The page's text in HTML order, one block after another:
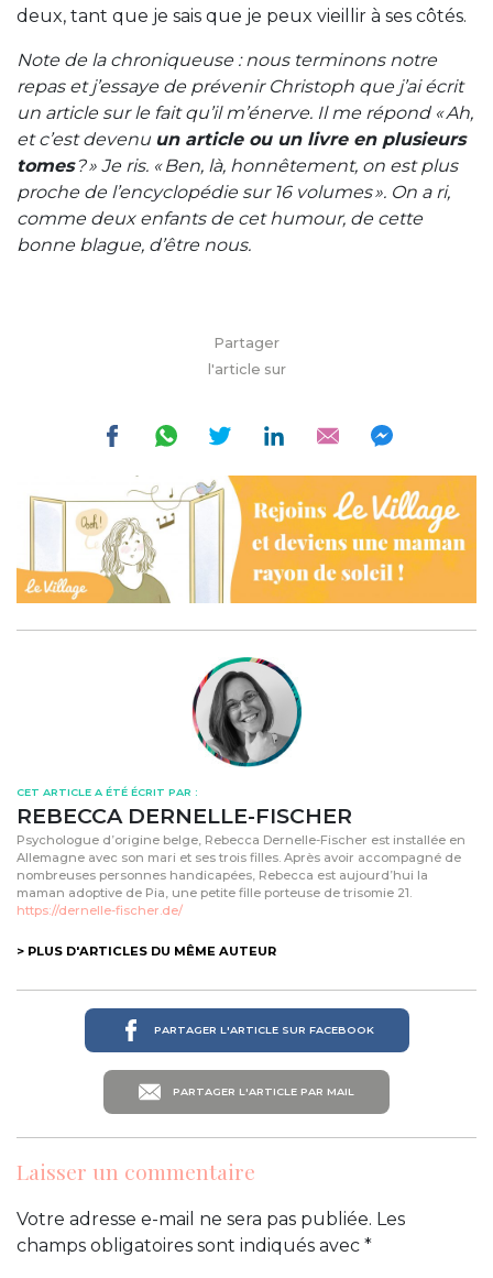
deux, tant que je sais que je peux vieillir à ses côtés.
Note de la chroniqueuse : nous terminons notre
repas et j’essaye de prévenir Christoph que j’ai écrit
un article sur le fait qu’il m’énerve. Il me répond « Ah,
et c’est devenu un article ou un livre en plusieurs
tomes? » Je ris. « Ben, là, honnêtement, on est plus
proche de l’encyclopédie sur 16 volumes ». On a ri,
comme deux enfants de cet humour, de cette
bonne blague, d’être nous.
Partager
l'article sur
CET ARTICLE A ÉTÉ ÉCRIT PAR :
REBECCA DERNELLE-FISCHER
Psychologue d’origine belge, Rebecca Dernelle-Fischer est installée en
Allemagne avec son mari et ses trois filles. Après avoir accompagné de
nombreuses personnes handicapées, Rebecca est aujourd’hui la
maman adoptive de Pia, une petite fille porteuse de trisomie 21.
https://dernelle-fischer.de/
> PLUS D'ARTICLES DU MÊME AUTEUR
PARTAGER L'ARTICLE SUR FACEBOOK
PARTAGER L'ARTICLE PAR MAIL
Laisser un commentaire
Votre adresse e-mail ne sera pas publiée. Les
champs obligatoires sont indiqués avec *